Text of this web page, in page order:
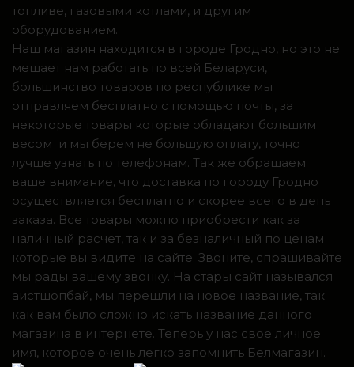
топливе, газовыми котлами, и другим
оборудованием.
Наш магазин находится в городе Гродно, но это не
мешает нам работать по всей Беларуси,
большинство товаров по республике мы
отправляем бесплатно с помощью почты, за
некоторые товары которые обладают большим
весом и мы берем не большую оплату, точно
лучше узнать по телефонам. Так же обращаем
ваше внимание, что доставка по городу Гродно
осуществляется бесплатно и скорее всего в день
заказа. Все товары можно приобрести как за
наличный расчет, так и за безналичный по ценам
которые вы видите на сайте. Звоните, спрашивайте
мы рады вашему звонку. На стары сайт назывался
аистшопбай, мы перешли на новое название, так
как вам было сложно искать название данного
магазина в интернете. Теперь у нас свое личное
имя, которое очень легко запомнить Белмагазин.